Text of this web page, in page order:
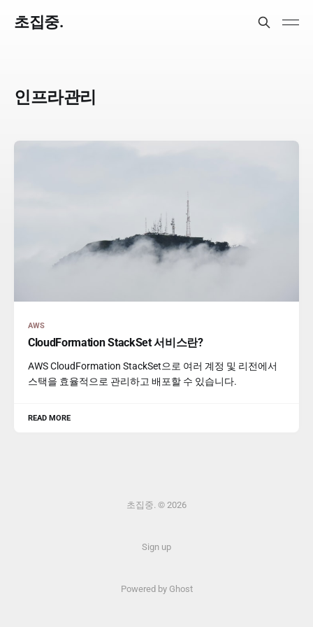
초집중.
인프라관리
AWS
CloudFormation StackSet 서비스란?
AWS CloudFormation StackSet으로 여러 계정 및 리전에서
스택을 효율적으로 관리하고 배포할 수 있습니다.
READ MORE
초집중. © 2026
Sign up
Powered by Ghost